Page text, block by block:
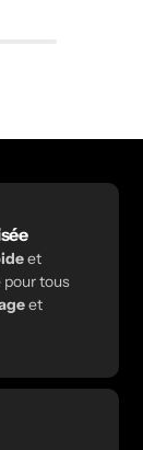
et
pour tous
et